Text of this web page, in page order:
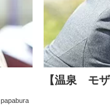
papabura
【温泉 モ